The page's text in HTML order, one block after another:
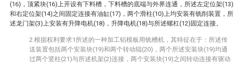
(16)，顶紧块(16)上开设有下料槽，下料槽的底端与外界连通，所述左定位架(13)
和右定位架(14)之间固定连接有油缸(17)，两个滑柱(10)上均安装有铣削装置，所
述龙门架(3)上安装有升降电机(18)，升降电机(18)与所述螺杠(12)固定连接。
2.根据权利要求1所述的一种加工铝模板用铣槽机，其特征在于：所述传
送装置包括两个安装块(19)和两个转动辊(20)，两个所述安装块(19)均通
过两个竖柱(21)与所述机架(2)连接，两个安装块(19)之间转动连接有驱动